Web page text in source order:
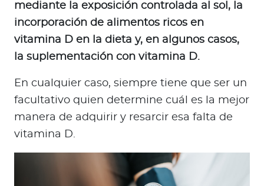
mediante la exposición controlada al sol, la
incorporación de alimentos ricos en
vitamina D en la dieta y, en algunos casos,
la suplementación con vitamina D.
En cualquier caso, siempre tiene que ser un
facultativo quien determine cuál es la mejor
manera de adquirir y resarcir esa falta de
vitamina D.